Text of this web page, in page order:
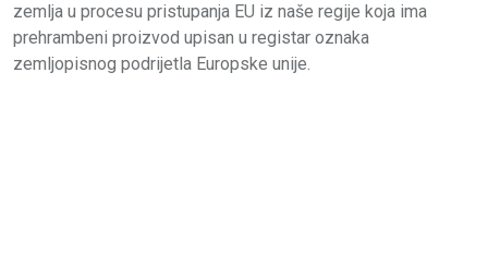
zemlja u procesu pristupanja EU iz naše regije koja ima
prehrambeni proizvod upisan u registar oznaka
zemljopisnog podrijetla Europske unije.